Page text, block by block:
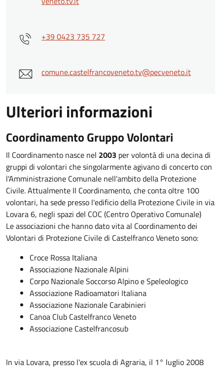
+39 0423 735 727
comune.castelfrancoveneto.tv@pecveneto.it
Ulteriori informazioni
Coordinamento Gruppo Volontari
Il Coordinamento nasce nel 2003 per volontà di una decina di
gruppi di volontari che singolarmente agivano di concerto con
l'Amministrazione Comunale nell'ambito della Protezione
Civile. Attualmente Il Coordinamento, che conta oltre 100
volontari, ha sede presso l'edificio della Protezione Civile in via
Lovara 6, negli spazi del COC (Centro Operativo Comunale)
Le associazioni che hanno dato vita al Coordinamento dei
Volontari di Protezione Civile di Castelfranco Veneto sono:
Croce Rossa Italiana
Associazione Nazionale Alpini
Corpo Nazionale Soccorso Alpino e Speleologico
Associazione Radioamatori Italiana
Associazione Nazionale Carabinieri
Canoa Club Castelfranco Veneto
Associazione Castelfrancosub
In via Lovara, presso l'ex scuola di Agraria, il 1° luglio 2008